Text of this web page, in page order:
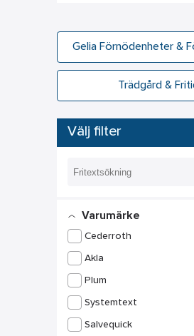
Gelia Förnödenheter &
Trädgård &
Välj filter
Varumärke
Cederroth
Akla
Plum
Systemtext
Salvequick